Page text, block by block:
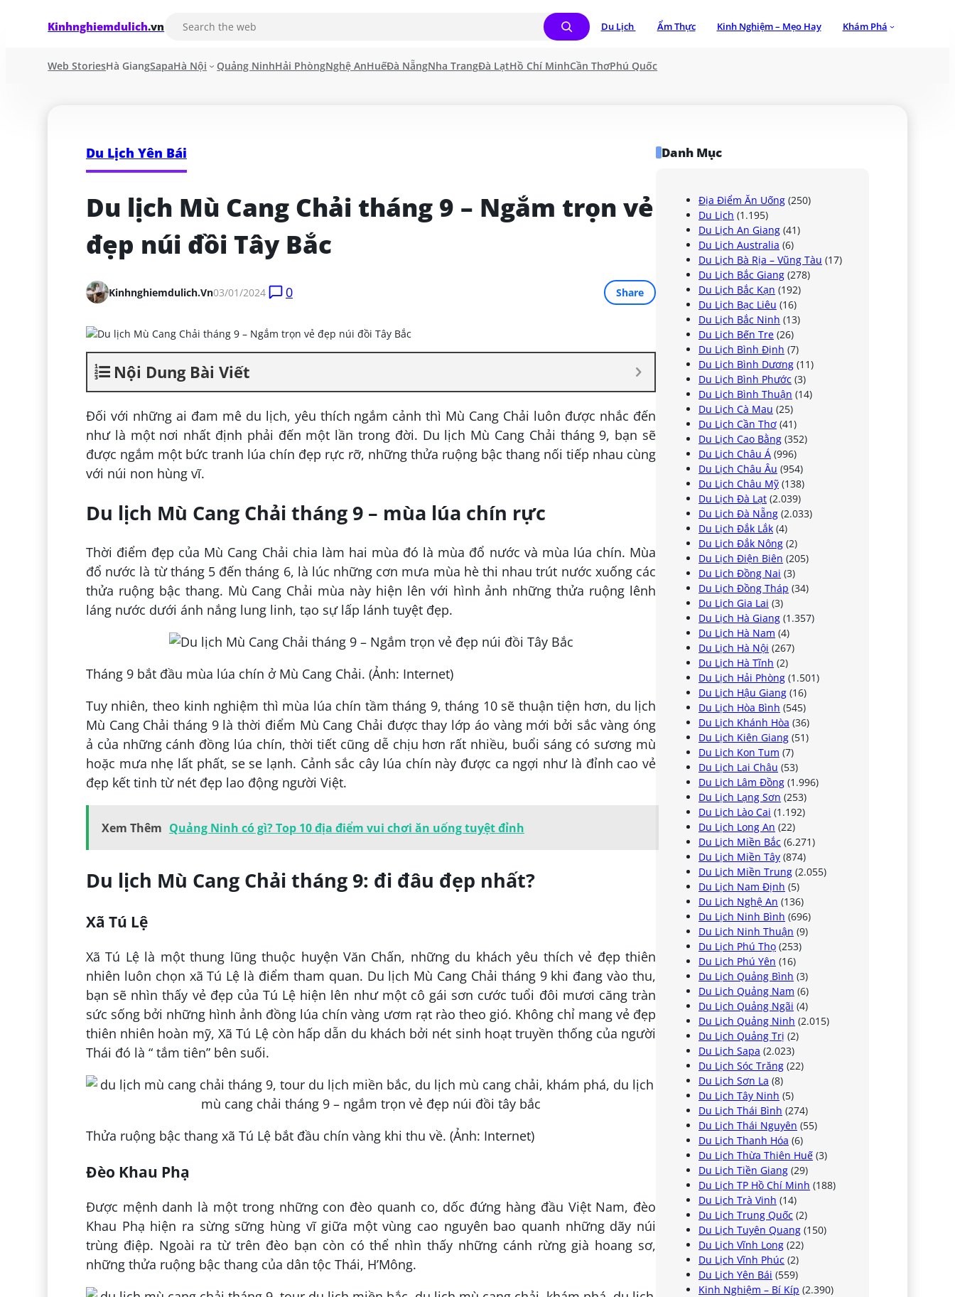
Kinhnghiemdulich.vn Du Lịch Ẩm Thực Kinh Nghiệm – Mẹo Hay Khám Phá
Web StoriesHà GiangSapaHà Nội Quảng NinhHải PhòngNghệ AnHuếĐà NẵngNha TrangĐà LạtHồ Chí MinhCần ThơPhú Quốc
Du Lịch Yên Bái
Du lịch Mù Cang Chải tháng 9 – Ngắm trọn vẻ
đẹp núi đồi Tây Bắc
Kinhnghiemdulich.vn03/01/2024 0 Share
Nội Dung Bài Viết
Đối với những ai đam mê du lịch, yêu thích ngắm cảnh thì Mù Cang Chải luôn được nhắc đến
như là một nơi nhất định phải đến một lần trong đời. Du lịch Mù Cang Chải tháng 9, bạn sẽ
được ngắm một bức tranh lúa chín đẹp rực rỡ, những thửa ruộng bậc thang nối tiếp nhau cùng
với núi non hùng vĩ.
Du lịch Mù Cang Chải tháng 9 – mùa lúa chín rực
Thời điểm đẹp của Mù Cang Chải chia làm hai mùa đó là mùa đổ nước và mùa lúa chín. Mùa
đổ nước là từ tháng 5 đến tháng 6, là lúc những cơn mưa mùa hè thi nhau trút nước xuống các
thửa ruộng bậc thang. Mù Cang Chải mùa này hiện lên với hình ảnh những thửa ruộng lênh
láng nước dưới ánh nắng lung linh, tạo sự lấp lánh tuyệt đẹp.
Tháng 9 bắt đầu mùa lúa chín ở Mù Cang Chải. (Ảnh: Internet)
Tuy nhiên, theo kinh nghiệm thì mùa lúa chín tầm tháng 9, tháng 10 sẽ thuận tiện hơn, du lịch
Mù Cang Chải tháng 9 là thời điểm Mù Cang Chải được thay lớp áo vàng mới bởi sắc vàng óng
ả của những cánh đồng lúa chín, thời tiết cũng dễ chịu hơn rất nhiều, buổi sáng có sương mù
hoặc mưa nhẹ lất phất, se se lạnh. Cảnh sắc cây lúa chín này được ca ngợi như là đỉnh cao vẻ
đẹp kết tinh từ nét đẹp lao động người Việt.
Xem Thêm Quảng Ninh có gì? Top 10 địa điểm vui chơi ăn uống tuyệt đỉnh
Du lịch Mù Cang Chải tháng 9: đi đâu đẹp nhất?
Xã Tú Lệ
Xã Tú Lệ là một thung lũng thuộc huyện Văn Chấn, những du khách yêu thích vẻ đẹp thiên
nhiên luôn chọn xã Tú Lệ là điểm tham quan. Du lịch Mù Cang Chải tháng 9 khi đang vào thu,
bạn sẽ nhìn thấy vẻ đẹp của Tú Lệ hiện lên như một cô gái sơn cước tuổi đôi mươi căng tràn
sức sống bởi những hình ảnh đồng lúa chín vàng ươm rạt rào theo gió. Không chỉ mang vẻ đẹp
thiên nhiên hoàn mỹ, Xã Tú Lệ còn hấp dẫn du khách bởi nét sinh hoạt truyền thống của người
Thái đó là “ tắm tiên” bên suối.
Thửa ruộng bậc thang xã Tú Lệ bắt đầu chín vàng khi thu về. (Ảnh: Internet)
Đèo Khau Phạ
Được mệnh danh là một trong những con đèo quanh co, dốc đứng hàng đầu Việt Nam, đèo
Khau Phạ hiện ra sừng sững hùng vĩ giữa một vùng cao nguyên bao quanh những dãy núi
trùng điệp. Ngoài ra từ trên đèo bạn còn có thể nhìn thấy những cánh rừng già hoang sơ,
những thửa ruộng bậc thang của dân tộc Thái, H’Mông.
Danh Mục
Địa Điểm Ăn Uống (250)
Du Lịch (1.195)
Du Lịch An Giang (41)
Du Lịch Australia (6)
Du Lịch Bà Rịa – Vũng Tàu (17)
Du Lịch Bắc Giang (278)
Du Lịch Bắc Kạn (192)
Du Lịch Bạc Liêu (16)
Du Lịch Bắc Ninh (13)
Du Lịch Bến Tre (26)
Du Lịch Bình Định (7)
Du Lịch Bình Dương (11)
Du Lịch Bình Phước (3)
Du Lịch Bình Thuận (14)
Du Lịch Cà Mau (25)
Du Lịch Cần Thơ (41)
Du Lịch Cao Bằng (352)
Du Lịch Châu Á (996)
Du Lịch Châu Âu (954)
Du Lịch Châu Mỹ (138)
Du Lịch Đà Lạt (2.039)
Du Lịch Đà Nẵng (2.033)
Du Lịch Đắk Lắk (4)
Du Lịch Đắk Nông (2)
Du Lịch Điện Biên (205)
Du Lịch Đồng Nai (3)
Du Lịch Đồng Tháp (34)
Du Lịch Gia Lai (3)
Du Lịch Hà Giang (1.357)
Du Lịch Hà Nam (4)
Du Lịch Hà Nội (267)
Du Lịch Hà Tĩnh (2)
Du Lịch Hải Phòng (1.501)
Du Lịch Hậu Giang (16)
Du Lịch Hòa Bình (545)
Du Lịch Khánh Hòa (36)
Du Lịch Kiên Giang (51)
Du Lịch Kon Tum (7)
Du Lịch Lai Châu (53)
Du Lịch Lâm Đồng (1.996)
Du Lịch Lạng Sơn (253)
Du Lịch Lào Cai (1.192)
Du Lịch Long An (22)
Du Lịch Miền Bắc (6.271)
Du Lịch Miền Tây (874)
Du Lịch Miền Trung (2.055)
Du Lịch Nam Định (5)
Du Lịch Nghệ An (136)
Du Lịch Ninh Bình (696)
Du Lịch Ninh Thuận (9)
Du Lịch Phú Thọ (253)
Du Lịch Phú Yên (16)
Du Lịch Quảng Bình (3)
Du Lịch Quảng Nam (6)
Du Lịch Quảng Ngãi (4)
Du Lịch Quảng Ninh (2.015)
Du Lịch Quảng Trị (2)
Du Lịch Sapa (2.023)
Du Lịch Sóc Trăng (22)
Du Lịch Sơn La (8)
Du Lịch Tây Ninh (5)
Du Lịch Thái Bình (274)
Du Lịch Thái Nguyên (55)
Du Lịch Thanh Hóa (6)
Du Lịch Thừa Thiên Huế (3)
Du Lịch Tiền Giang (29)
Du Lịch TP Hồ Chí Minh (188)
Du Lịch Trà Vinh (14)
Du Lịch Trung Quốc (2)
Du Lịch Tuyên Quang (150)
Du Lịch Vĩnh Long (22)
Du Lịch Vĩnh Phúc (2)
Du Lịch Yên Bái (559)
Kinh Nghiệm – Bí Kíp (2.390)